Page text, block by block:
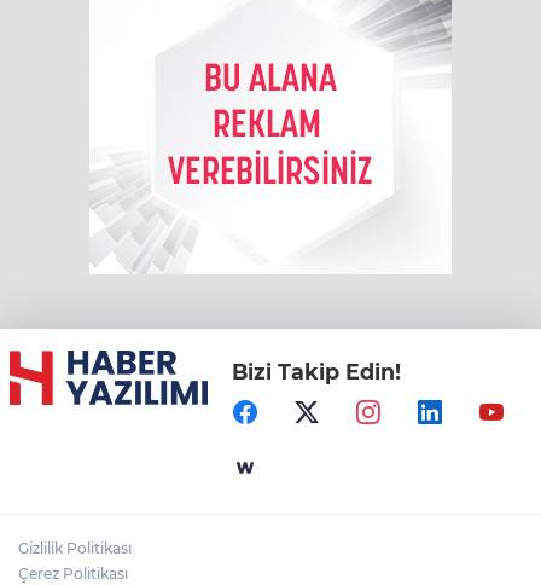
Bizi Takip Edin!
Gizlilik Politikası
Çerez Politikası